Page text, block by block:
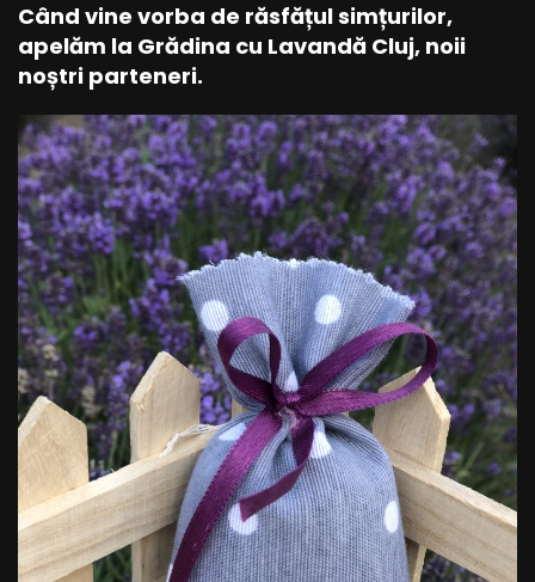
Când vine vorba de răsfățul simțurilor,
apelăm la Grădina cu Lavandă Cluj, noii
noștri parteneri.